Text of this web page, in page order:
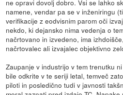
ne opravi dovolj dobro. Vsi se lahko
namene, vendar pa se v inženiringu
verifikacije z eodvisnim parom oči
nekdo, ki dejansko nima vedenja o
načrtovano in izvedeno, ima
načrtovalec ali izvajalec objektivno
Zaupanje v industrijo v tem trenutku
bile odkrite v te seriji letal, temveč
piloti in posledično tudi v javnosti